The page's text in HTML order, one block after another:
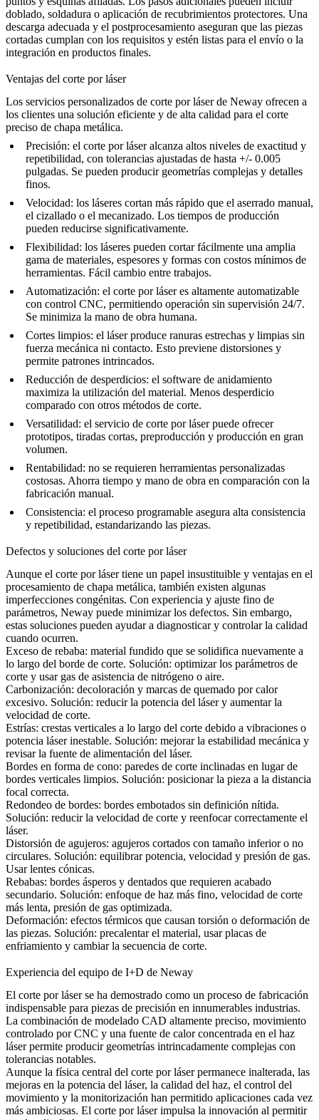
doblado, soldadura o aplicación de recubrimientos protectores. Una
descarga adecuada y el postprocesamiento aseguran que las piezas
cortadas cumplan con los requisitos y estén listas para el envío o la
integración en productos finales.
Ventajas del corte por láser
Los servicios personalizados de corte por láser de Neway ofrecen a
los clientes una solución eficiente y de alta calidad para el corte
preciso de chapa metálica.
Precisión: el corte por láser alcanza altos niveles de exactitud y
repetibilidad, con tolerancias ajustadas de hasta +/- 0.005
pulgadas. Se pueden producir geometrías complejas y detalles
finos.
Velocidad: los láseres cortan más rápido que el aserrado manual,
el cizallado o el mecanizado. Los tiempos de producción
pueden reducirse significativamente.
Flexibilidad: los láseres pueden cortar fácilmente una amplia
gama de materiales, espesores y formas con costos mínimos de
herramientas. Fácil cambio entre trabajos.
Automatización: el corte por láser es altamente automatizable
con control CNC, permitiendo operación sin supervisión 24/7.
Se minimiza la mano de obra humana.
Cortes limpios: el láser produce ranuras estrechas y limpias sin
fuerza mecánica ni contacto. Esto previene distorsiones y
permite patrones intrincados.
Reducción de desperdicios: el software de anidamiento
maximiza la utilización del material. Menos desperdicio
comparado con otros métodos de corte.
Versatilidad: el servicio de corte por láser puede ofrecer
prototipos, tiradas cortas, preproducción y producción en gran
volumen.
Rentabilidad: no se requieren herramientas personalizadas
costosas. Ahorra tiempo y mano de obra en comparación con la
fabricación manual.
Consistencia: el proceso programable asegura alta consistencia
y repetibilidad, estandarizando las piezas.
Defectos y soluciones del corte por láser
Aunque el corte por láser tiene un papel insustituible y ventajas en el
procesamiento de chapa metálica, también existen algunas
imperfecciones congénitas. Con experiencia y ajuste fino de
parámetros, Neway puede minimizar los defectos. Sin embargo,
estas soluciones pueden ayudar a diagnosticar y controlar la calidad
cuando ocurren.
Exceso de rebaba: material fundido que se solidifica nuevamente a
lo largo del borde de corte. Solución: optimizar los parámetros de
corte y usar gas de asistencia de nitrógeno o aire.
Carbonización: decoloración y marcas de quemado por calor
excesivo. Solución: reducir la potencia del láser y aumentar la
velocidad de corte.
Estrías: crestas verticales a lo largo del corte debido a vibraciones o
potencia láser inestable. Solución: mejorar la estabilidad mecánica y
revisar la fuente de alimentación del láser.
Bordes en forma de cono: paredes de corte inclinadas en lugar de
bordes verticales limpios. Solución: posicionar la pieza a la distancia
focal correcta.
Redondeo de bordes: bordes embotados sin definición nítida.
Solución: reducir la velocidad de corte y reenfocar correctamente el
láser.
Distorsión de agujeros: agujeros cortados con tamaño inferior o no
circulares. Solución: equilibrar potencia, velocidad y presión de gas.
Usar lentes cónicas.
Rebabas: bordes ásperos y dentados que requieren acabado
secundario. Solución: enfoque de haz más fino, velocidad de corte
más lenta, presión de gas optimizada.
Deformación: efectos térmicos que causan torsión o deformación de
las piezas. Solución: precalentar el material, usar placas de
enfriamiento y cambiar la secuencia de corte.
Experiencia del equipo de I+D de Neway
El corte por láser se ha demostrado como un proceso de fabricación
indispensable para piezas de precisión en innumerables industrias.
La combinación de modelado CAD altamente preciso, movimiento
controlado por CNC y una fuente de calor concentrada en el haz
láser permite producir geometrías intrincadamente complejas con
tolerancias notables.
Aunque la física central del corte por láser permanece inalterada, las
mejoras en la potencia del láser, la calidad del haz, el control del
movimiento y la monitorización han permitido aplicaciones cada vez
más ambiciosas. El corte por láser impulsa la innovación al permitir